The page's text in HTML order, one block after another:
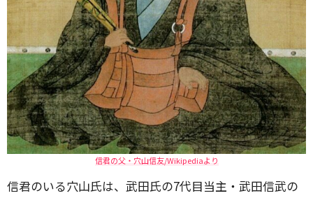
信君の父・穴山信友/Wikipediaより
信君のいる穴山氏は、武田氏の7代目当主・武田信武の